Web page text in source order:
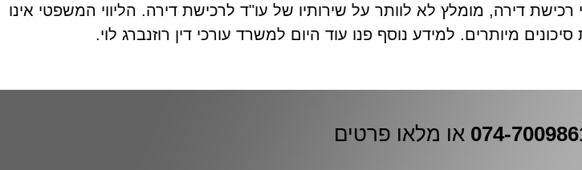
דירה, מומלץ לא לוותר על שירותיו של עו"ד לרכישת דירה. הליווי המשפטי אינו
מיותרים. למידע נוסף פנו עוד היום למשרד עורכי דין רוזנברג לוי.
074- או מלאו פרטים